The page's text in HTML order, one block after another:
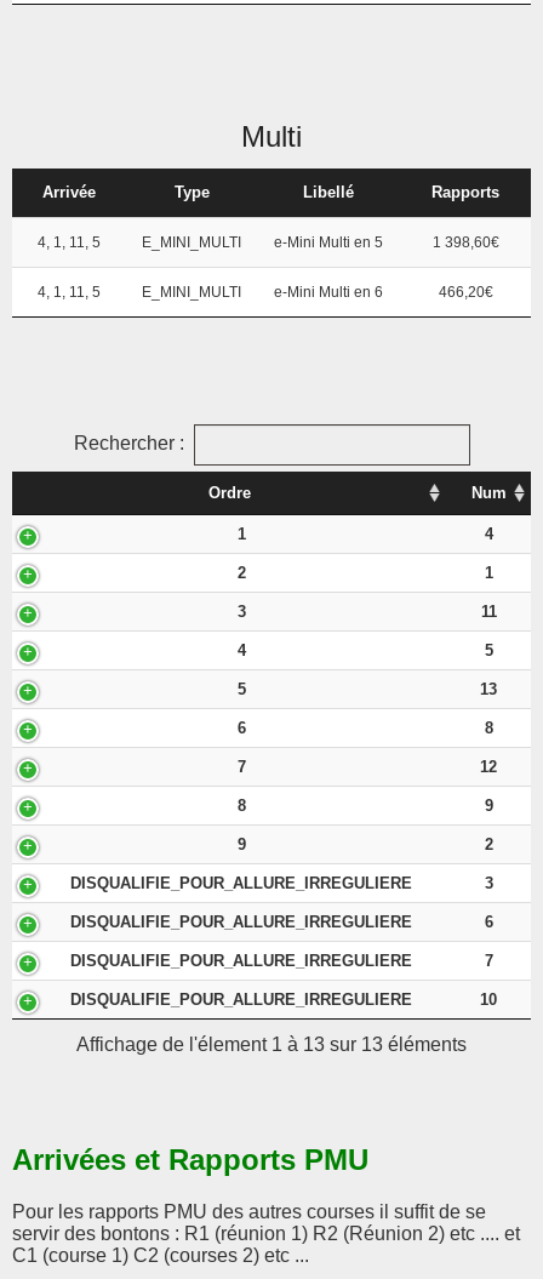
Multi
Arrivée Type Libellé Rapports
4, 1, 11, 5 E_MINI_MULTI e-Mini Multi en 5 1 398,60€
4, 1, 11, 5 E_MINI_MULTI e-Mini Multi en 6 466,20€
Rechercher :
Ordre Num
1 4
2 1
3 11
4 5
5 13
6 8
7 12
8 9
9 2
DISQUALIFIE_POUR_ALLURE_IRREGULIERE 3
DISQUALIFIE_POUR_ALLURE_IRREGULIERE 6
DISQUALIFIE_POUR_ALLURE_IRREGULIERE 7
DISQUALIFIE_POUR_ALLURE_IRREGULIERE 10
Affichage de l'élement 1 à 13 sur 13 éléments
Arrivées et Rapports PMU
Pour les rapports PMU des autres courses il suffit de se
servir des bontons : R1 (réunion 1) R2 (Réunion 2) etc .... et
C1 (course 1) C2 (courses 2) etc ...